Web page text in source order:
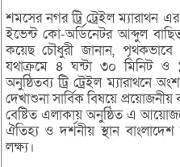
শমসের নগর ট্রি ট্রেইল ম্যারাথন
ইভেন্ট কো-অর্ডিনেটর আব্দুল
কয়েছ চৌধুরী জানান,
যথাক্রমে ৪ ঘন্টা ৩০ মিনিট ও
অনুষ্ঠিতব্য ট্রি ট্রেইল ম্যারাথনে
দেখাশুনা সার্বিক বিষয়ে প্রয়োজনীয়
বেষ্টিত এলাকায় অনুষ্ঠিত এ
ঐতিহ্য ও দর্শনীয় স্থান
লক্ষ্য।